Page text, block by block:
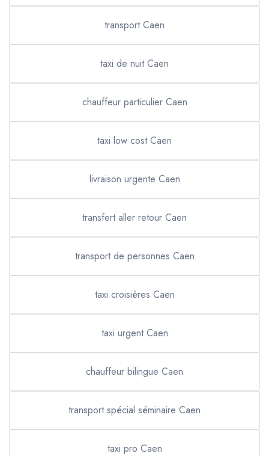
transport Caen
taxi de nuit Caen
chauffeur particulier Caen
taxi low cost Caen
livraison urgente Caen
transfert aller retour Caen
transport de personnes Caen
taxi croisières Caen
taxi urgent Caen
chauffeur bilingue Caen
transport spécial séminaire Caen
taxi pro Caen